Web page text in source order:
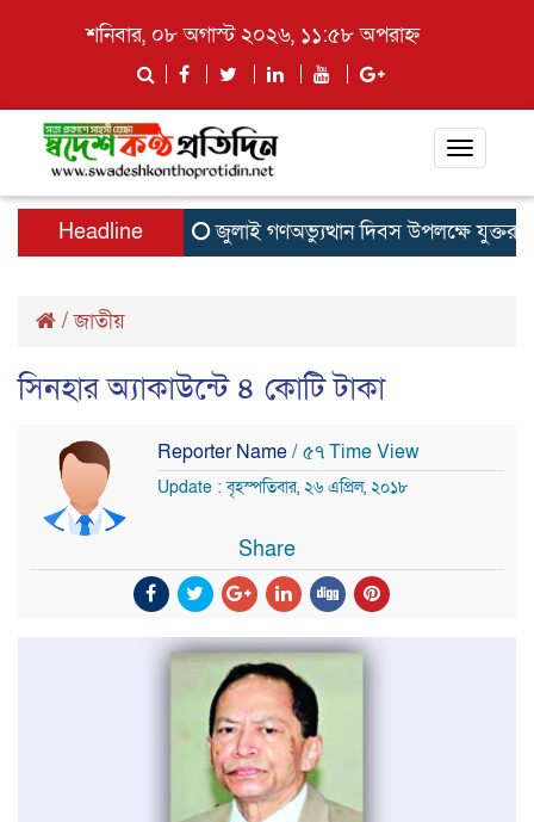
শনিবার, ০৮ অগাস্ট ২০২৬, ১১:৫৮ অপরাহ্ন
Toggle
Headline
জুলাই গণঅভ্যুত্থান দিবস উপলক্ষে
/জাতীয়
সিনহার অ্যাকাউন্টে ৪ কোটি টাকা
Reporter Name/ ৫৭ Time View
Update : বৃহস্পতিবার, ২৬ এপ্রিল, ২০১৮
Share